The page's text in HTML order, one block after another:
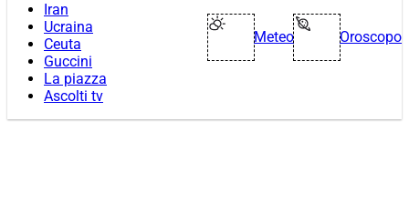
Iran
Ucraina
Ceuta
Guccini
La piazza
Ascolti tv
Meteo Oroscopo